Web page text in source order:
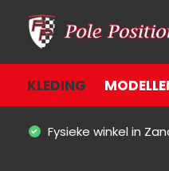
KLEDING
Fysieke winkel in